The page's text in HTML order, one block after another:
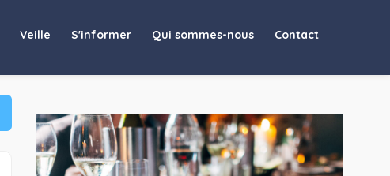
Veille S'informer Qui sommes-nous Contact